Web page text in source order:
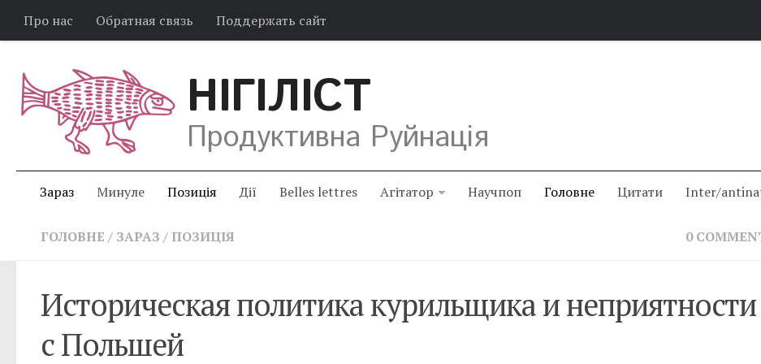
Про нас Обратная связь Поддержать сайт
НІГІЛІСТ
Продуктивна Руйнація
Зараз Минуле Позиція Дії Belles lettres Агітатор Научпоп Головне Цитати Inter/
ГОЛОВНЕ / ЗАРАЗ / ПОЗИЦІЯ 0
Историческая политика курильщика и неприятности
с Польшей